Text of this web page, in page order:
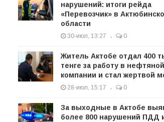
нарушений: итоги рейда
«Перевозчик» в
области
30-июл, 13:27 0
Житель Актобе отдал 400
тенге за работу в нефтяной
компании и стал жертвой
28-июл, 15:17 0
За выходные в Актобе
более 800 нарушений ПДД